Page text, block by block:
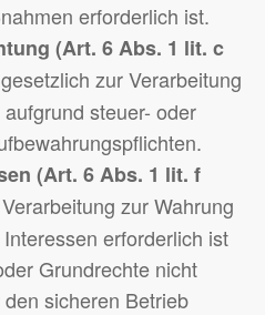
erforderlich ist.
(Art. 6 Abs. 1 lit. c
zur Verarbeitung
steuer- oder
(Art. 6 Abs. 1 lit. f
zur Wahrung
erforderlich ist
Grundrechte nicht
sicheren Betrieb